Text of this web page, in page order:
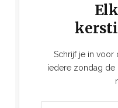
Schrijf je in voor
iedere zondag de